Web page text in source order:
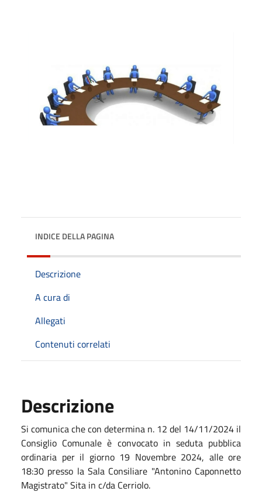
INDICE DELLA PAGINA
Descrizione
A cura di
Allegati
Contenuti correlati
Descrizione
Si comunica che con determina n. 12 del 14/11/2024 il
Consiglio Comunale è convocato in seduta pubblica
ordinaria per il giorno 19 Novembre 2024, alle ore
18:30 presso la Sala Consiliare "Antonino Caponnetto
Magistrato" Sita in c/da Cerriolo.